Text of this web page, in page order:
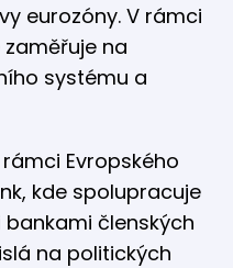
eurozóny. V rámci
na
systému a
Evropského
kde spolupracuje
členských
na politických